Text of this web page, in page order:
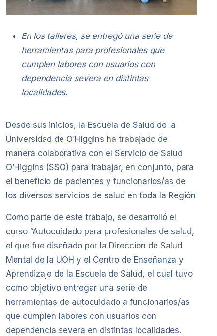
En los talleres, se entregó una serie de
herramientas para profesionales que
cumplen labores con usuarios con
dependencia severa en distintas
localidades.
Desde sus inicios, la Escuela de Salud de la
Universidad de O’Higgins ha trabajado de
manera colaborativa con el Servicio de Salud
O’Higgins (SSO) para trabajar, en conjunto, para
el beneficio de pacientes y funcionarios/as de
los diversos servicios de salud en toda la Región
Como parte de este trabajo, se desarrolló el
curso “Autocuidado para profesionales de salud,
el que fue diseñado por la Dirección de Salud
Mental de la UOH y el Centro de Enseñanza y
Aprendizaje de la Escuela de Salud, el cual tuvo
como objetivo entregar una serie de
herramientas de autocuidado a funcionarios/as
que cumplen labores con usuarios con
dependencia severa en distintas localidades.